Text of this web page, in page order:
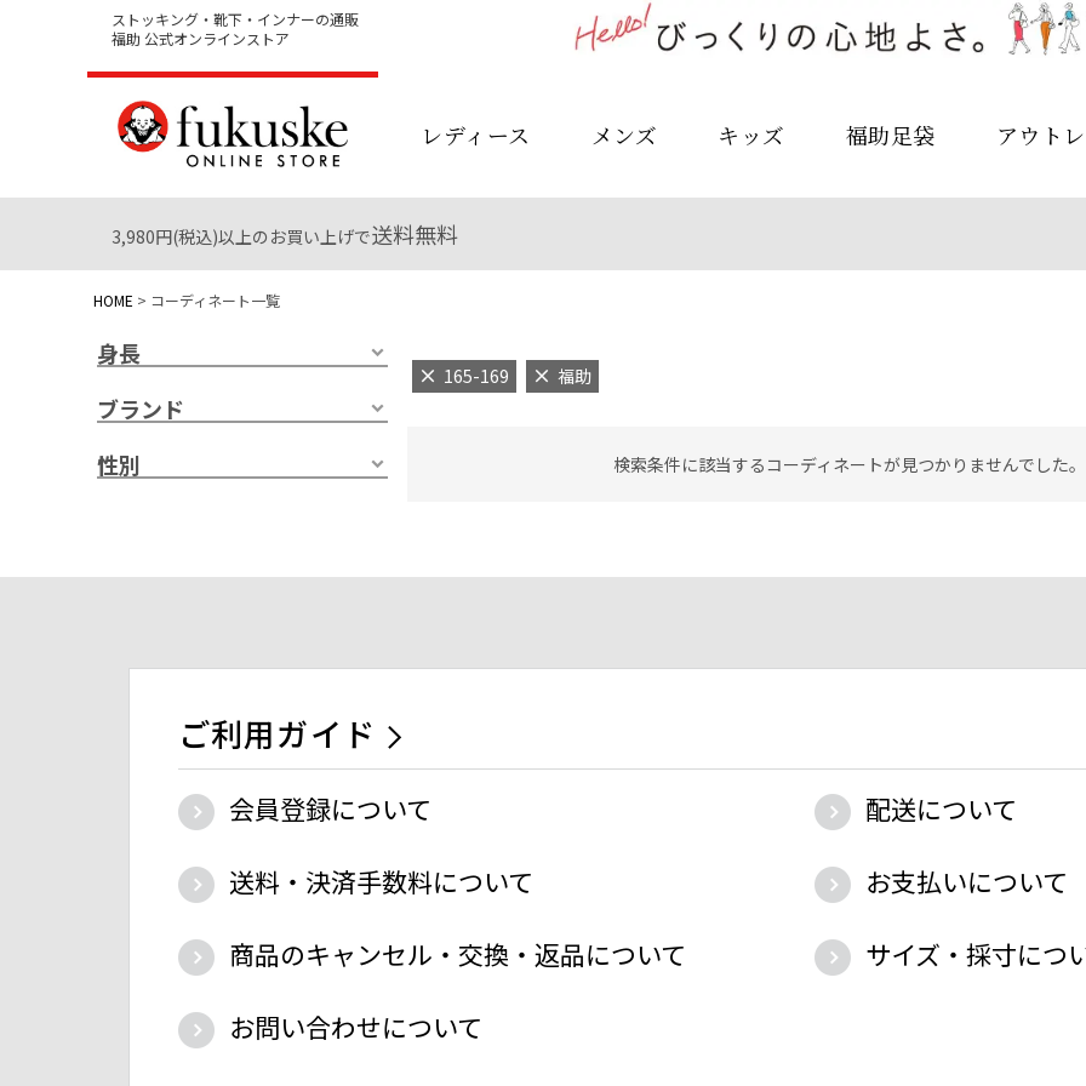
ストッキング・靴下・インナーの通販
福助 公式オンラインストア
レディース メンズ キッズ 福助足袋 アウト
3,980円(税込)以上のお買い上げで送料無料
HOME コーディネート一覧
身長
ブランド
性別
165-169 福助
検索条件に該当するコーディネートが見つかりませんでした
ご利用ガイド
会員登録について
配送について
送料・決済手数料について
お支払いについて
商品のキャンセル・交換・返品について
サイズ・採寸につ
お問い合わせについて